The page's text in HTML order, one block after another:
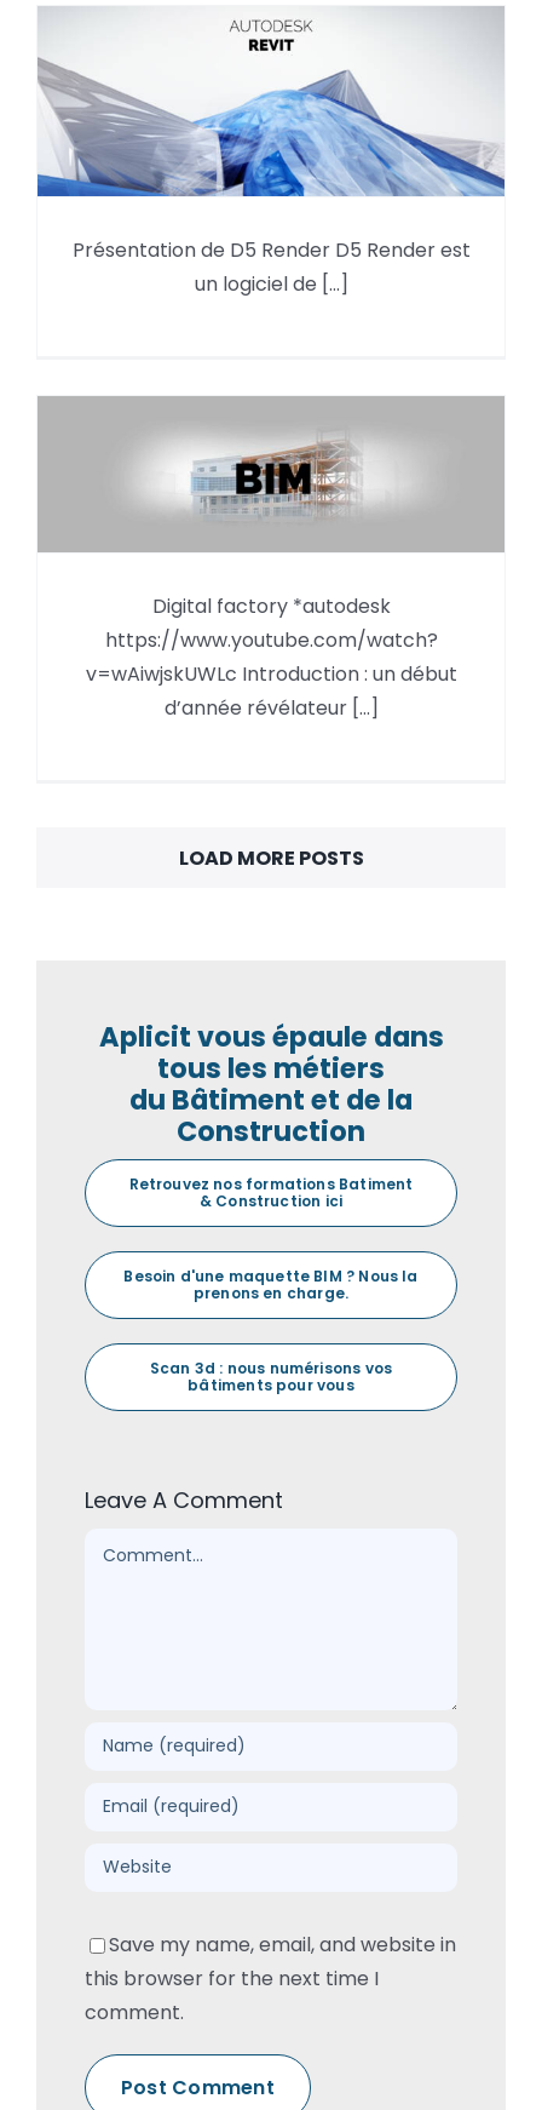
Le plugin D5 pour des rendus
Présentation de D5 Render D5 Render est
un logiciel de [...]
premier trimestre à un enjeu
clé: Mieux exploiter pour mieux
produire
Digital factory *autodesk
https://www.youtube.com/watch?
v=wAiwjskUWLc Introduction : un début
d’année révélateur [...]
LOAD MORE POSTS
Aplicit vous épaule dans
tous les métiers
du Bâtiment et de la
Construction
Retrouvez nos formations Batiment
& Construction ici
Besoin d'une maquette BIM ? Nous la
prenons en charge.
Scan 3d : nous numérisons vos
bâtiments pour vous
Leave A Comment
Comment
Save my name, email, and website in
this browser for the next time I
comment.